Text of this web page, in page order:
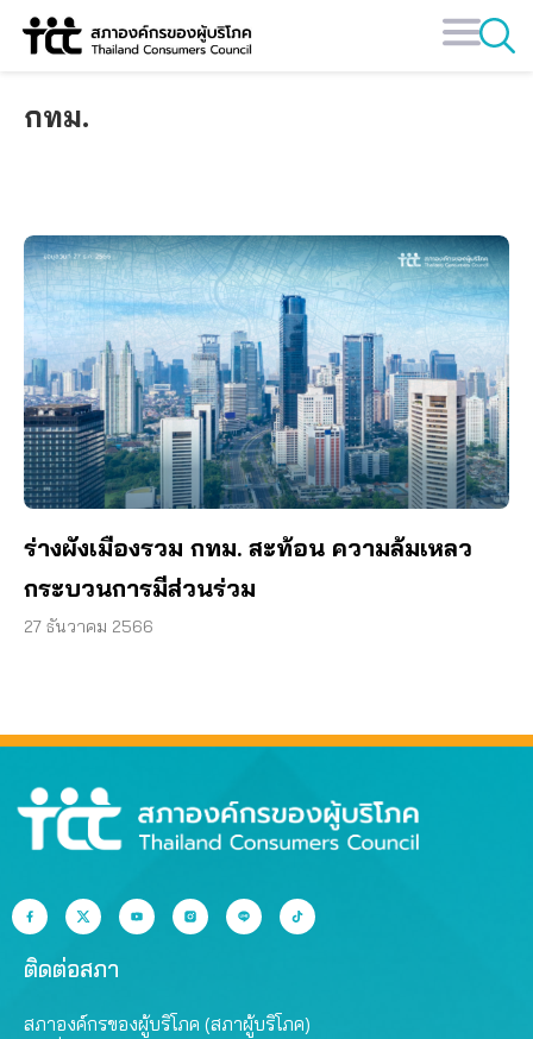
Skip
กทม.
ร่างผังเมืองรวม กทม. สะท้อน ความล้มเหลว
กระบวนการมีส่วนร่วม
27 ธันวาคม 2566
ติดต่อสภา
สภาองค์กรของผู้บริโภค (สภาผู้บริโภค)